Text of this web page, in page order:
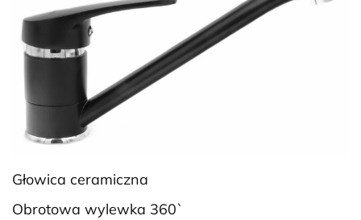
Głowica ceramiczna
Obrotowa wylewka 360`